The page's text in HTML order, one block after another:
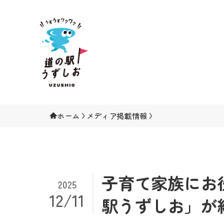
ホーム メディア掲載情報
子育て家族にお
駅うずしお」が
2025
12/11